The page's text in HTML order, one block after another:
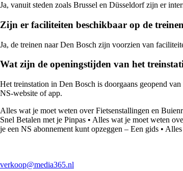
Ja, vanuit steden zoals Brussel en Düsseldorf zijn er
Zijn er faciliteiten beschikbaar op de
Ja, de treinen naar Den Bosch zijn voorzien van
Wat zijn de openingstijden van het
Het treinstation in Den Bosch is doorgaans geopend
NS-website of app.
Alles wat je moet weten over Fietsenstallingen en
Snel Betalen met je Pinpas • Alles wat je moet weten
je een NS abonnement kunt opzeggen – Een gids •
verkoop@media365.nl